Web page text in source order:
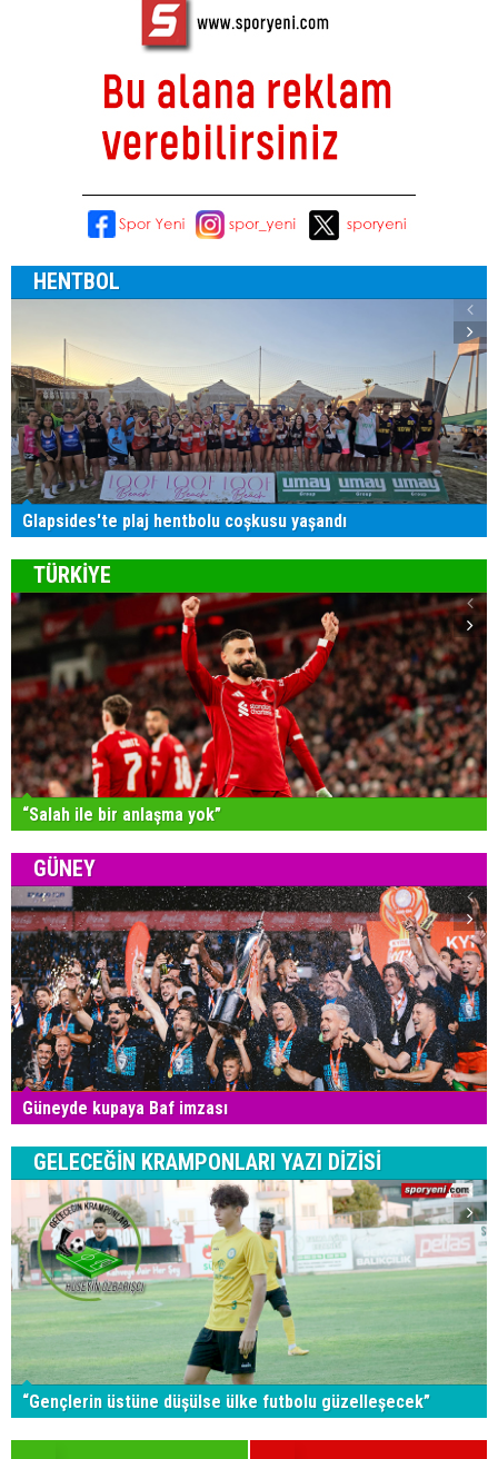
HENTBOL
Glapsides'te plaj hentbolu coşkusu yaşandı
TÜRKİYE
“Salah ile bir anlaşma yok”
GÜNEY
Güneyde kupaya Baf imzası
GELECEĞİN KRAMPONLARI YAZI DİZİSİ
“Gençlerin üstüne düşülse ülke futbolu güzelleşecek”